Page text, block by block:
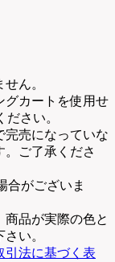
ん。
グカートを使用せ
ださい。
完売になっていな
ご了承くださ
合がございま
商品が実際の色と
い。
引法に基づく表